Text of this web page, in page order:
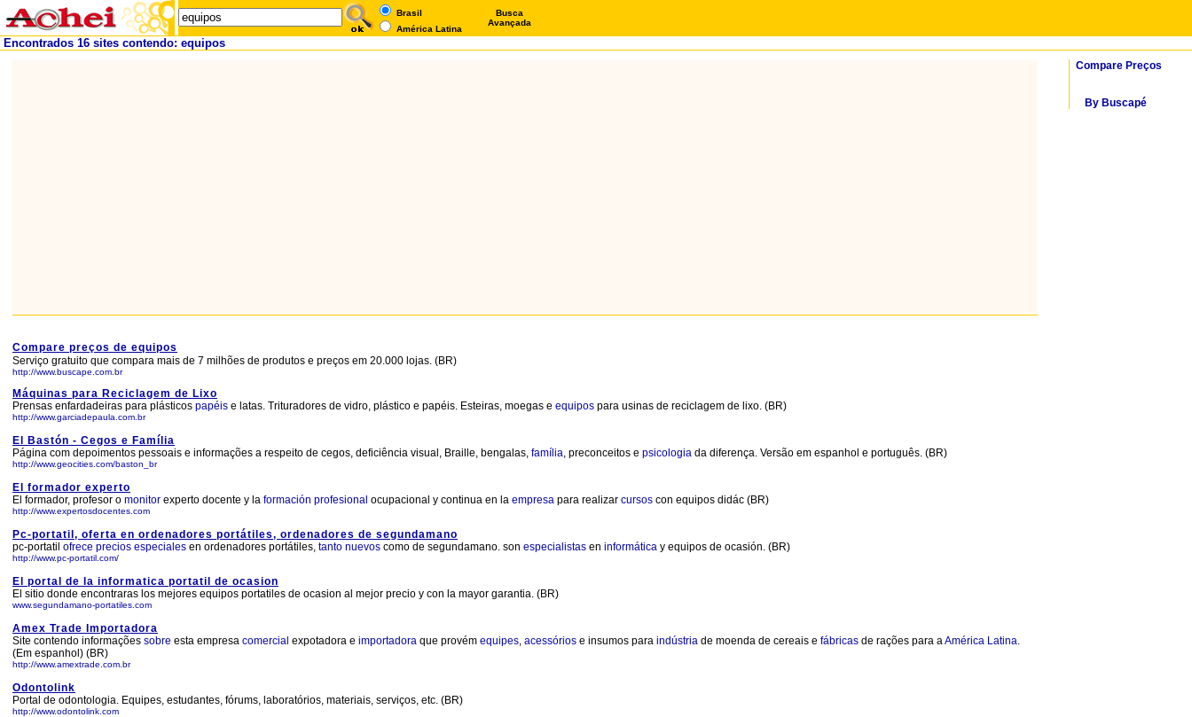
Brasil
América Latina
Busca
Avançada
Encontrados 16 sites contendo: equipos
Compare preços de equipos
Serviço gratuito que compara mais de 7 milhões de produtos e preços em 20.000 lojas. (BR)
http://www.buscape.com.br
Máquinas para Reciclagem de Lixo
Prensas enfardadeiras para plásticos papéis e latas. Trituradores de vidro, plástico e papéis. Esteiras, moegas e equipos para usinas de reciclagem de lixo. (BR)
http://www.garciadepaula.com.br
El Bastón - Cegos e Família
Página com depoimentos pessoais e informações a respeito de cegos, deficiência visual, Braille, bengalas, família, preconceitos e psicologia da diferença. Versão em espanhol e português. (BR)
http://www.geocities.com/baston_br
El formador experto
El formador, profesor o monitor experto docente y la formación profesional ocupacional y continua en la empresa para realizar cursos con equipos didác (BR)
http://www.expertosdocentes.com
Pc-portatil, oferta en ordenadores portátiles, ordenadores de segundamano
pc-portatil ofrece precios especiales en ordenadores portátiles, tanto nuevos como de segundamano. son especialistas en informática y equipos de ocasión. (BR)
http://www.pc-portatil.com/
El portal de la informatica portatil de ocasion
El sitio donde encontraras los mejores equipos portatiles de ocasion al mejor precio y con la mayor garantia. (BR)
www.segundamano-portatiles.com
Amex Trade Importadora
Site contendo informações sobre esta empresa comercial expotadora e importadora que provém equipes, acessórios e insumos para indústria de moenda de cereais e fábricas de rações para aAmérica Latina.
(Em espanhol) (BR)
http://www.amextrade.com.br
Odontolink
Portal de odontologia. Equipes, estudantes, fórums, laboratórios, materiais, serviços, etc. (BR)
http://www.odontolink.com
Compare Preços
By Buscapé